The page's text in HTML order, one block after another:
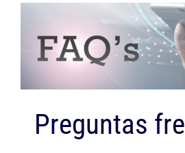
Bombas de
Servicios
Promociones y ofertas
Preguntas